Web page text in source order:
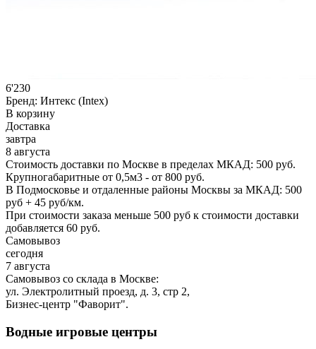
6'230
Бренд: Интекс (Intex)
В корзину
Доставка
завтра
8 августа
Стоимость доставки по Москве в пределах МКАД: 500 руб.
Крупногабаритные от 0,5м3 - от 800 руб.
В Подмосковье и отдаленные районы Москвы за МКАД: 500
руб + 45 руб/км.
При стоимости заказа меньше 500 руб к стоимости доставки
добавляется 60 руб.
Самовывоз
сегодня
7 августа
Самовывоз со склада в Москве:
ул. Электролитный проезд, д. 3, стр 2,
Бизнес-центр "Фаворит".
Водные игровые центры